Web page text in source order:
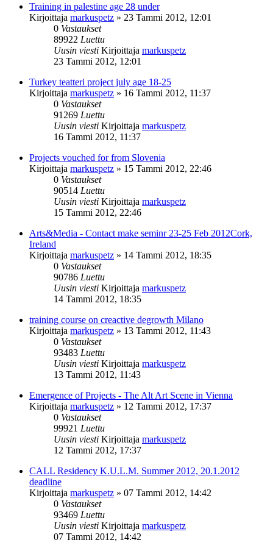
Training in palestine age 28 under
Kirjoittaja markuspetz » 23 Tammi 2012, 12:01
0 Vastaukset
89922 Luettu
Uusin viesti Kirjoittaja markuspetz
23 Tammi 2012, 12:01
Turkey teatteri project july age 18-25
Kirjoittaja markuspetz » 16 Tammi 2012, 11:37
0 Vastaukset
91269 Luettu
Uusin viesti Kirjoittaja markuspetz
16 Tammi 2012, 11:37
Projects vouched for from Slovenia
Kirjoittaja markuspetz » 15 Tammi 2012, 22:46
0 Vastaukset
90514 Luettu
Uusin viesti Kirjoittaja markuspetz
15 Tammi 2012, 22:46
Arts&Media - Contact make seminr 23-25 Feb 2012Cork,
Ireland
Kirjoittaja markuspetz » 14 Tammi 2012, 18:35
0 Vastaukset
90786 Luettu
Uusin viesti Kirjoittaja markuspetz
14 Tammi 2012, 18:35
training course on creactive degrowth Milano
Kirjoittaja markuspetz » 13 Tammi 2012, 11:43
0 Vastaukset
93483 Luettu
Uusin viesti Kirjoittaja markuspetz
13 Tammi 2012, 11:43
Emergence of Projects - The Alt Art Scene in Vienna
Kirjoittaja markuspetz » 12 Tammi 2012, 17:37
0 Vastaukset
99921 Luettu
Uusin viesti Kirjoittaja markuspetz
12 Tammi 2012, 17:37
CALL Residency K.U.L.M. Summer 2012, 20.1.2012
deadline
Kirjoittaja markuspetz » 07 Tammi 2012, 14:42
0 Vastaukset
93469 Luettu
Uusin viesti Kirjoittaja markuspetz
07 Tammi 2012, 14:42